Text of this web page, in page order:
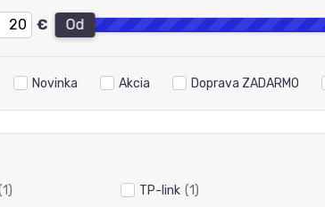
€ Od
Novinka Akcia Doprava ZADARMO
TP-link (1)